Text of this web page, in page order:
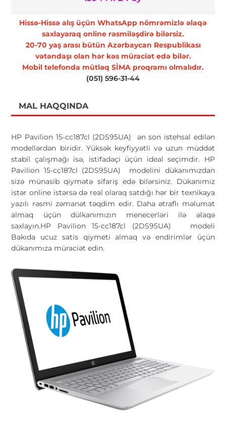
Hissə-Hissə alış üçün WhatsApp nömrəmizlə əlaqə
saxlayaraq online rəsmiləşdirə bilərsiz.
20-70 yaş arası bütün Azərbaycan Respublikası
vətəndaşı olan hər kəs müraciət edə bilər.
Mobil telefonda mütləq SİMA proqramı olmalıdır.
(051) 596-31-44
MAL HAQQINDA
HP Pavilion 15-cc187cl (2DS95UA) ən son istehsal edilən
modellərdən biridir. Yüksək keyfiyyətli və uzun müddət
stabil çalışmağı isə, istifadəçi üçün ideal seçimdir. HP
Pavilion 15-cc187cl (2DS95UA) modelini dükanımızdan
sizə münasib qiymətə sifariş edə bilərsiniz. Dükanımız
istər online istərsə də real olaraq satdığı hər bir texnikaya
yazılı rəsmi zəmanət təqdim edir. Daha ətraflı məlumat
almaq üçün dülkanımızın menecerləri ilə əlaqə
saxlayın.HP Pavilion 15-cc187cl (2DS95UA) modeli
Bakıda ucuz satis qiymeti almaq və endirimlər üçün
dükanımıza müraciət edin.